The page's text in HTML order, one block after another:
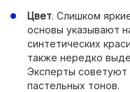
Цвет. Слишком
основы указывают
синтетических
также нередко
Эксперты советуют
пастельных тонов.